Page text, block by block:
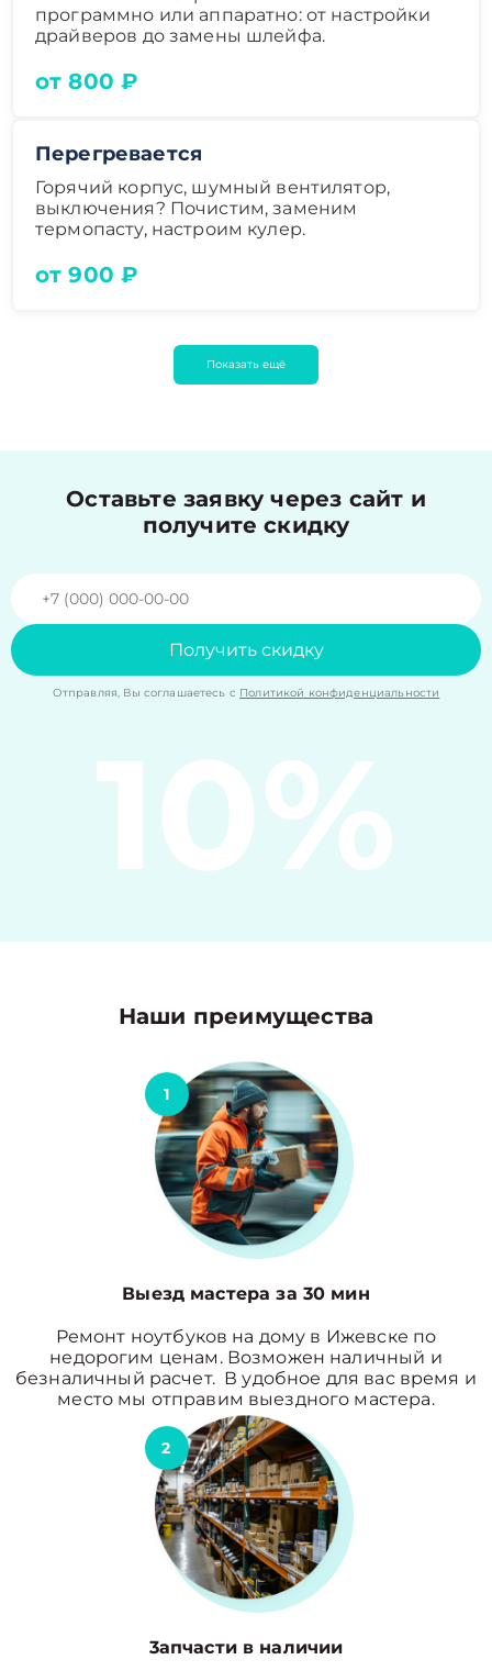
программно или аппаратно: от настройки
драйверов до замены шлейфа.
от 800 ₽
Перегревается
Горячий корпус, шумный вентилятор,
выключения? Почистим, заменим
термопасту, настроим кулер.
от 900 ₽
Показать ещё
Оставьте заявку через сайт и
получите скидку
Получить скидку
Отправляя, Вы соглашаетесь с Политикой конфиденциальности
10%
Наши преимущества
1
Выезд мастера за 30 мин
Ремонт ноутбуков на дому в Ижевске по
недорогим ценам. Возможен наличный и
безналичный расчет. В удобное для вас время и
место мы отправим выездного мастера.
2
3апчасти в наличии